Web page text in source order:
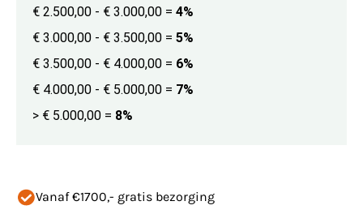
€ 2.500,00 - € 3.000,00 = 4%
€ 3.000,00 - € 3.500,00 = 5%
€ 3.500,00 - € 4.000,00 = 6%
€ 4.000,00 - € 5.000,00 = 7%
> € 5.000,00 = 8%
Vanaf €1700,- gratis bezorging